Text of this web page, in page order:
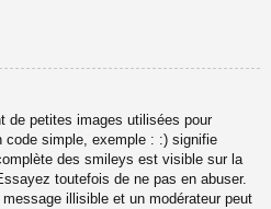
de petites images utilisées pour
simple, exemple : :) signifie
des smileys est visible sur la
toutefois de ne pas en abuser.
message illisible et un modérateur peut